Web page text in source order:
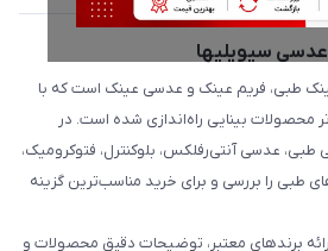
عدسی سیویلیها
طبی، فریم عینک و عدسی عینک است که با
محصولات بینایی راه‌اندازی شده است. در
طبی، عدسی آنتی‌رفلکس، بلوکنترل، فتوکرومیک،
طبی را بررسی و برای خرید مناسب‌ترین گزینه
برندهای معتبر، توضیحات دقیق محصولات و